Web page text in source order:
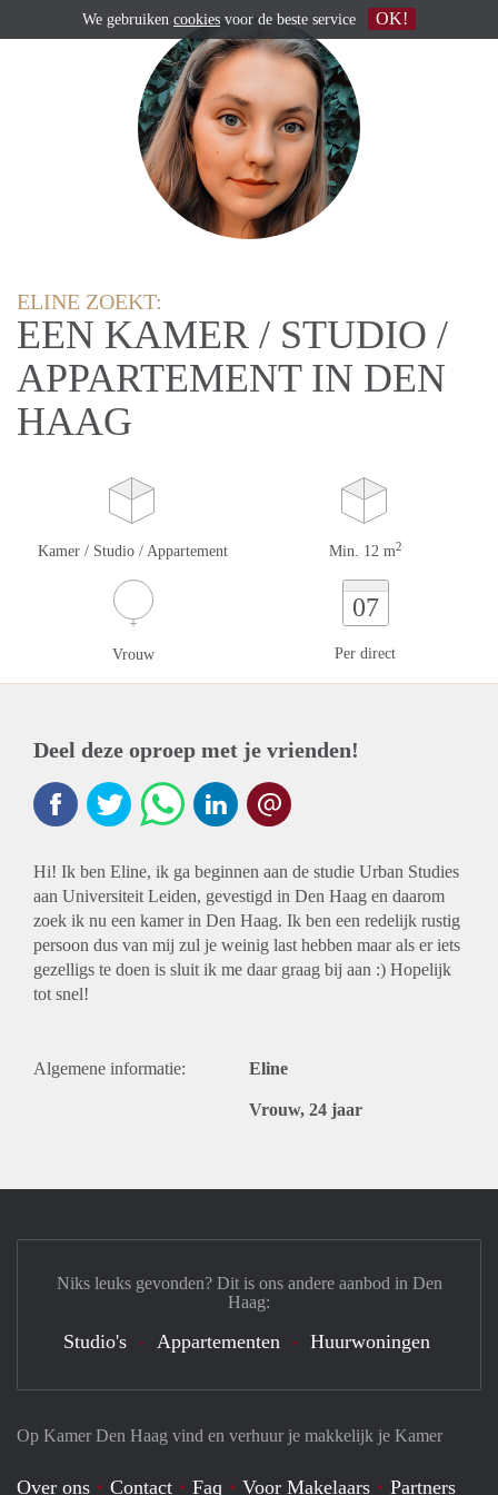
ELINE ZOEKT:
EEN KAMER / STUDIO /
APPARTEMENT IN DEN
HAAG
Kamer / Studio / Appartement Min. 12 m2
Vrouw
07
Per direct
Deel deze oproep met je vrienden!
Hi! Ik ben Eline, ik ga beginnen aan de studie Urban Studies
aan Universiteit Leiden, gevestigd in Den Haag en daarom
zoek ik nu een kamer in Den Haag. Ik ben een redelijk rustig
persoon dus van mij zul je weinig last hebben maar als er iets
gezelligs te doen is sluit ik me daar graag bij aan :) Hopelijk
tot snel!
Algemene informatie: Eline
Vrouw, 24 jaar
Op Kamer Den Haag vind en verhuur je makkelijk je Kamer
Over ons Contact Faq Voor Makelaars Partners
Niks leuks gevonden? Dit is ons andere aanbod in Den
Haag:
Studio's Appartementen Huurwoningen
We gebruiken cookies voor de beste service OK!